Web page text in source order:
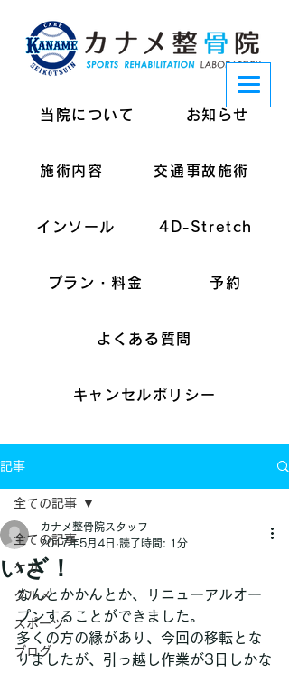
当院について お知らせ
施術内容 交通事故施術
インソール 4D-Stretch
プラン・料金 予約
よくある質問
キャンセルポリシー
記事
全ての記事
ケガ
グルメ
スポーツ
ブログ
全ての記事
いざ！
カナメ整骨院スタッフ
2017年5月4日 読了時間: 1分
なんとかかんとか、リニューアルオー
プンすることができました。
多くの方の縁があり、今回の移転とな
りましたが、引っ越し作業が3日しかな